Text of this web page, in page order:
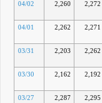
04/02 2,260 2,272
04/01 2,262 2,271
03/31 2,203 2,262
03/30 2,162 2,192
03/27 2,287 2,295